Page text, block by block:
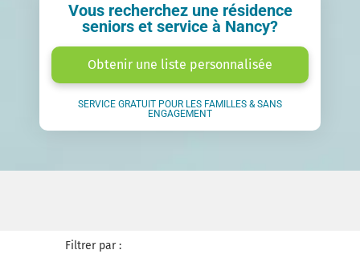
Vous recherchez une résidence
seniors et service à Nancy?
Obtenir une liste personnalisée
SERVICE GRATUIT POUR LES FAMILLES & SANS
ENGAGEMENT
Filtrer par :